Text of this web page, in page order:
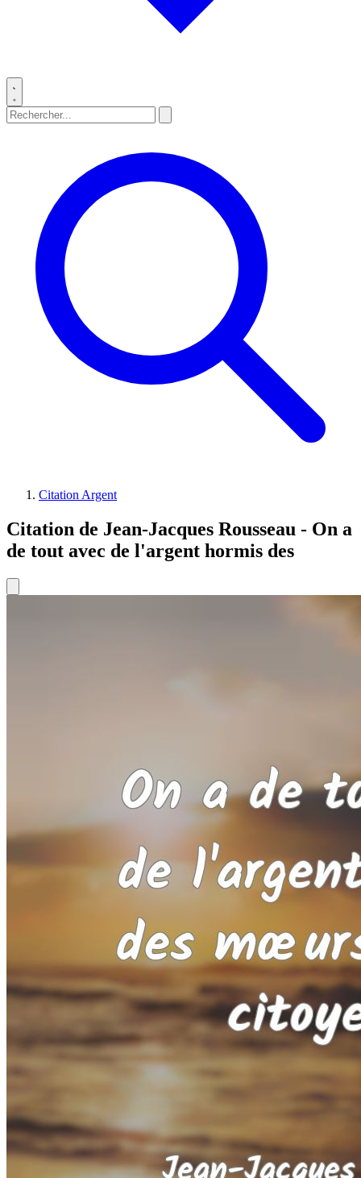
Citation Argent
Citation de Jean-Jacques Rousseau - On a
de tout avec de l'argent hormis des